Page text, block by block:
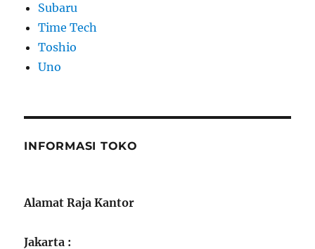
Subaru
Time Tech
Toshio
Uno
INFORMASI TOKO
Alamat Raja Kantor
Jakarta :